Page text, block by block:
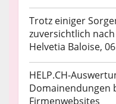
Trotz einiger
zuversichtlich
Helvetia Baloise,
HELP.CH-
Domainendungen
Firmenwebsites